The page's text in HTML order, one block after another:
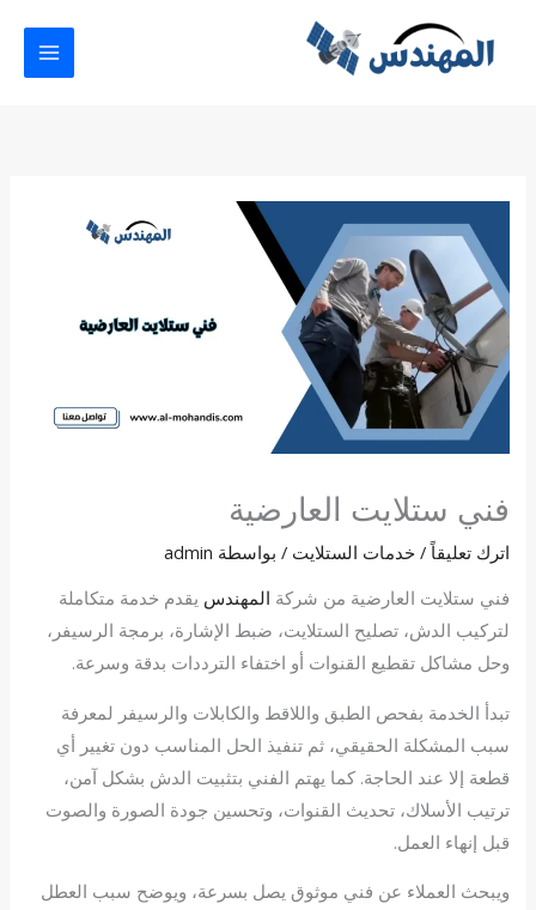
فني ستلايت العارضية
اترك تعليقاً /خدمات الستلايت / بواسطة admin
فني ستلايت العارضية من شركة المهندس يقدم خدمة متكاملة
لتركيب الدش، تصليح الستلايت، ضبط الإشارة، برمجة الرسيفر،
وحل مشاكل تقطيع القنوات أو اختفاء الترددات بدقة وسرعة.
تبدأ الخدمة بفحص الطبق واللاقط والكابلات والرسيفر لمعرفة
سبب المشكلة الحقيقي، ثم تنفيذ الحل المناسب دون تغيير أي
قطعة إلا عند الحاجة. كما يهتم الفني بتثبيت الدش بشكل آمن،
ترتيب الأسلاك، تحديث القنوات، وتحسين جودة الصورة والصوت
قبل إنهاء العمل.
ويبحث العملاء عن فني موثوق يصل بسرعة، ويوضح سبب العطل